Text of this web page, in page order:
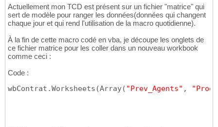
Actuellement mon TCD est présent sur un fichier "matrice" qui
sert de modèle pour ranger les données(données qui changent
chaque jour et qui rend l'utilisation de la macro quotidienne).
À la fin de cette macro codé en vba, je découpe les onglets de
ce fichier matrice pour les coller dans un nouveau workbook
comme ceci :
Code :
wbContrat.Worksheets (Array( "Prev_Agents" , "Prod"